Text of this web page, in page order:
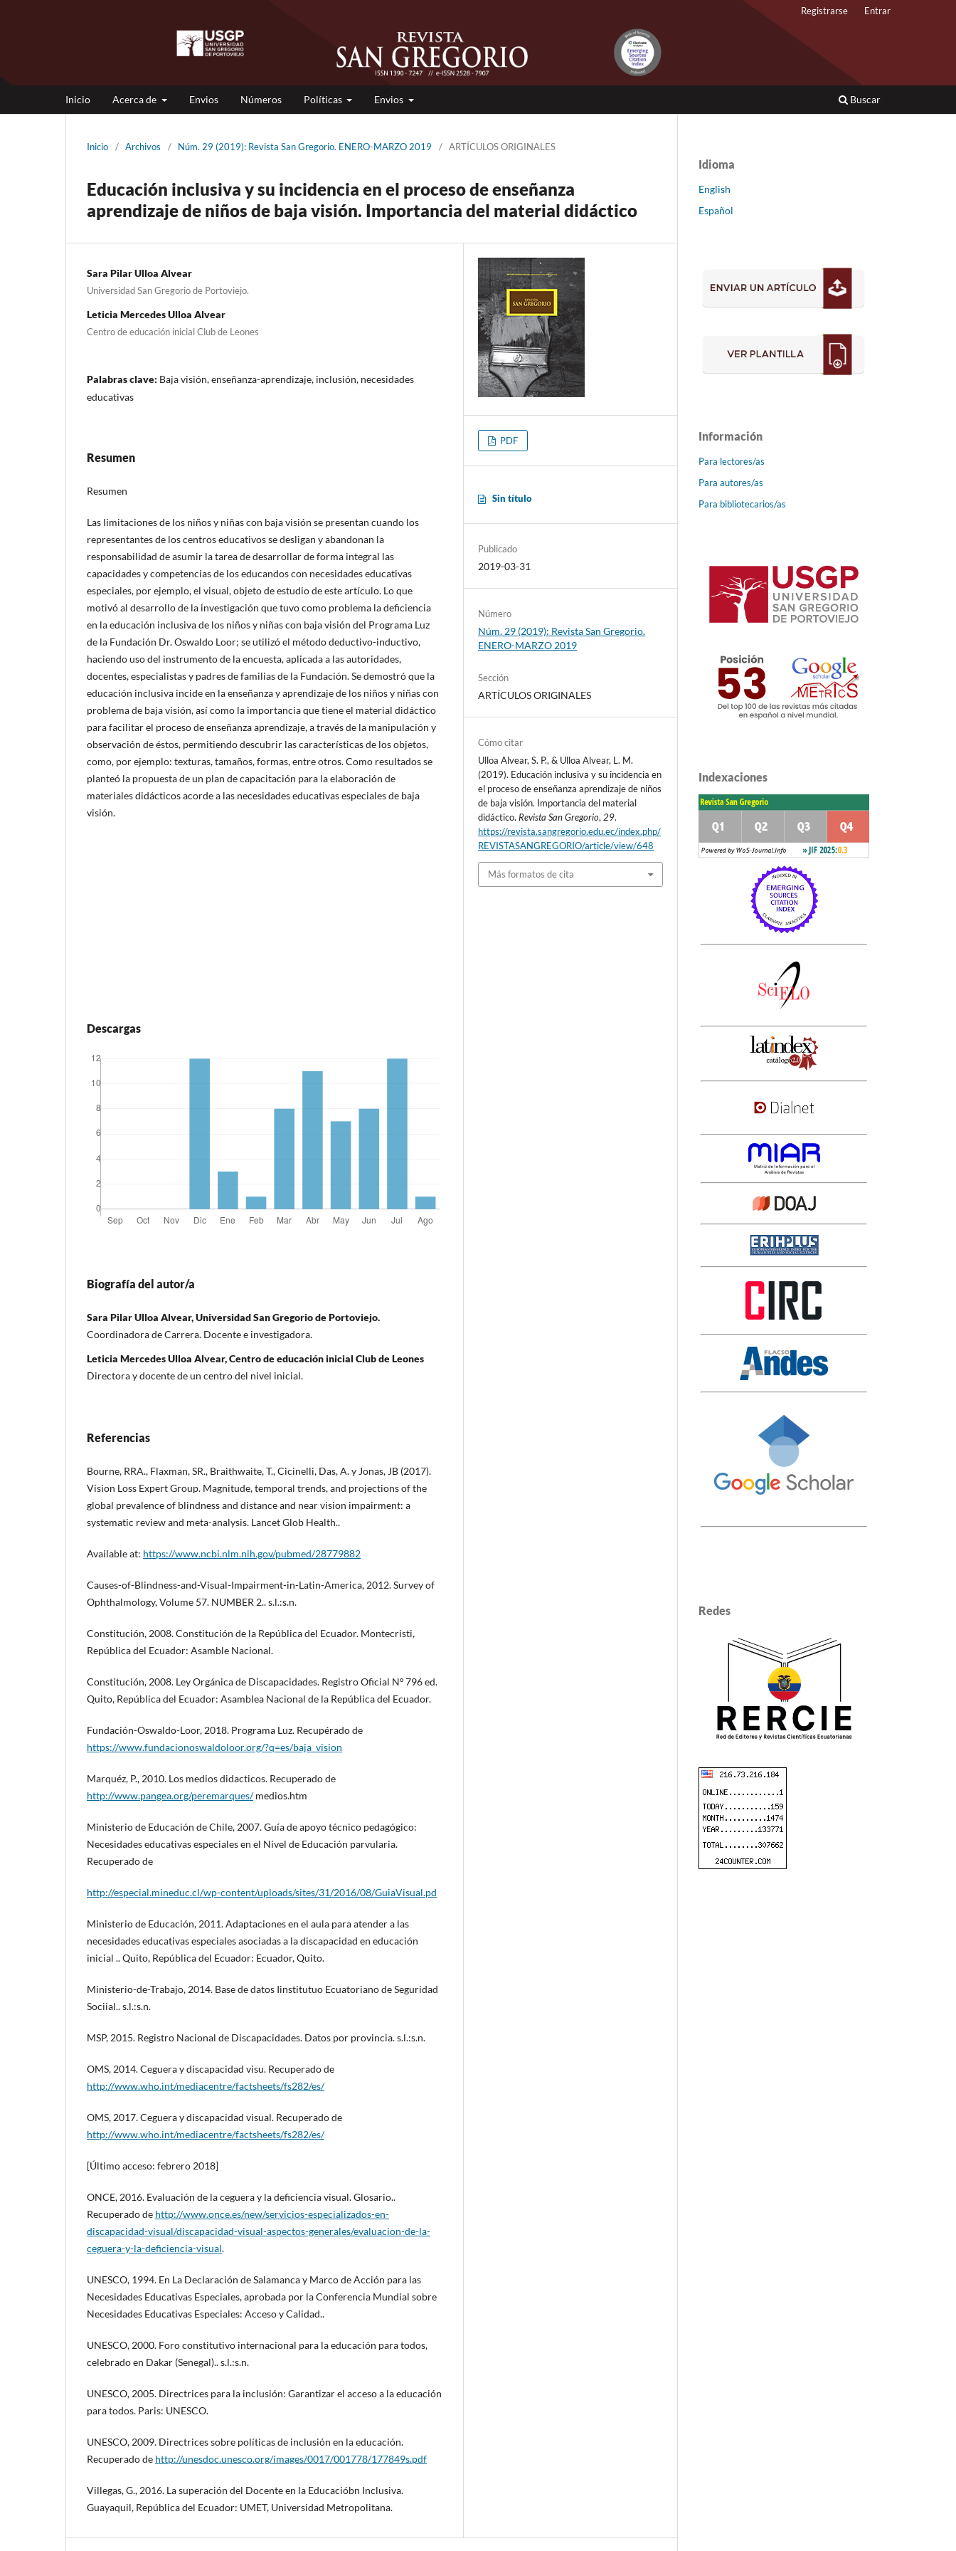
Inicio Acerca de Envios Números Políticas Envios Buscar
Registrarse Entrar
Inicio / Archivos / Núm. 29 (2019): Revista San Gregorio. ENERO-MARZO 2019 / ARTÍCULOS ORIGINALES
Educación inclusiva y su incidencia en el proceso de enseñanza
aprendizaje de niños de baja visión. Importancia del material didáctico
Sara Pilar Ulloa Alvear
Universidad San Gregorio de Portoviejo.
Leticia Mercedes Ulloa Alvear
Centro de educación inicial Club de Leones
Palabras clave: Baja visión, enseñanza-aprendizaje, inclusión, necesidades
educativas
Resumen
Resumen
Las limitaciones de los niños y niñas con baja visión se presentan cuando los
representantes de los centros educativos se desligan y abandonan la
responsabilidad de asumir la tarea de desarrollar de forma integral las
capacidades y competencias de los educandos con necesidades educativas
especiales, por ejemplo, el visual, objeto de estudio de este artículo. Lo que
motivó al desarrollo de la investigación que tuvo como problema la deficiencia
en la educación inclusiva de los niños y niñas con baja visión del Programa Luz
de la Fundación Dr. Oswaldo Loor; se utilizó el método deductivo-inductivo,
haciendo uso del instrumento de la encuesta, aplicada a las autoridades,
docentes, especialistas y padres de familias de la Fundación. Se demostró que la
educación inclusiva incide en la enseñanza y aprendizaje de los niños y niñas con
problema de baja visión, así como la importancia que tiene el material didáctico
para facilitar el proceso de enseñanza aprendizaje, a través de la manipulación y
observación de éstos, permitiendo descubrir las características de los objetos,
como, por ejemplo: texturas, tamaños, formas, entre otros. Como resultados se
planteó la propuesta de un plan de capacitación para la elaboración de
materiales didácticos acorde a las necesidades educativas especiales de baja
visión.
Descargas
Biografía del autor/a
Sara Pilar Ulloa Alvear, Universidad San Gregorio de Portoviejo.
Coordinadora de Carrera. Docente e investigadora.
Leticia Mercedes Ulloa Alvear, Centro de educación inicial Club de Leones
Directora y docente de un centro del nivel inicial.
Referencias
Bourne, RRA., Flaxman, SR., Braithwaite, T., Cicinelli, Das, A. y Jonas, JB (2017).
Vision Loss Expert Group. Magnitude, temporal trends, and projections of the
global prevalence of blindness and distance and near vision impairment: a
systematic review and meta-analysis. Lancet Glob Health..
Available at: https://www.ncbi.nlm.nih.gov/pubmed/28779882
Causes-of-Blindness-and-Visual-Impairment-in-Latin-America, 2012. Survey of
Ophthalmology, Volume 57. NUMBER 2.. s.l.:s.n.
Constitución, 2008. Constitución de la República del Ecuador. Montecristi,
República del Ecuador: Asamble Nacional.
Constitución, 2008. Ley Orgánica de Discapacidades. Registro Oficial Nº 796 ed.
Quito, República del Ecuador: Asamblea Nacional de la República del Ecuador.
Fundación-Oswaldo-Loor, 2018. Programa Luz. Recupérado de
https://www.fundacionoswaldoloor.org/?q=es/baja_vision
Marquéz, P., 2010. Los medios didacticos. Recuperado de
http://www.pangea.org/peremarques/medios.htm
Ministerio de Educación de Chile, 2007. Guía de apoyo técnico pedagógico:
Necesidades educativas especiales en el Nivel de Educación parvularia.
Recuperado de
http://especial.mineduc.cl/wp-content/uploads/sites/31/2016/08/GuiaVisual.pd
Ministerio de Educación, 2011. Adaptaciones en el aula para atender a las
necesidades educativas especiales asociadas a la discapacidad en educación
inicial .. Quito, República del Ecuador: Ecuador, Quito.
Ministerio-de-Trabajo, 2014. Base de datos Iinstitutuo Ecuatoriano de Seguridad
Sociial.. s.l.:s.n.
MSP, 2015. Registro Nacional de Discapacidades. Datos por provincia. s.l.:s.n.
OMS, 2014. Ceguera y discapacidad visu. Recuperado de
http://www.who.int/mediacentre/factsheets/fs282/es/
OMS, 2017. Ceguera y discapacidad visual. Recuperado de
http://www.who.int/mediacentre/factsheets/fs282/es/
[Último acceso: febrero 2018]
ONCE, 2016. Evaluación de la ceguera y la deficiencia visual. Glosario..
Recuperado de http://www.once.es/new/servicios-especializados-en-
discapacidad-visual/discapacidad-visual-aspectos-generales/evaluacion-de-la-
ceguera-y-la-deficiencia-visual.
UNESCO, 1994. En La Declaración de Salamanca y Marco de Acción para las
Necesidades Educativas Especiales, aprobada por la Conferencia Mundial sobre
Necesidades Educativas Especiales: Acceso y Calidad..
UNESCO, 2000. Foro constitutivo internacional para la educación para todos,
celebrado en Dakar (Senegal).. s.l.:s.n.
UNESCO, 2005. Directrices para la inclusión: Garantizar el acceso a la educación
para todos. Paris: UNESCO.
UNESCO, 2009. Directrices sobre políticas de inclusión en la educación.
Recuperado de http://unesdoc.unesco.org/images/0017/001778/177849s.pdf
Villegas, G., 2016. La superación del Docente en la Educacióbn Inclusiva.
Guayaquil, República del Ecuador: UMET, Universidad Metropolitana.
PDF
Sin título
Publicado
2019-03-31
Número
Núm. 29 (2019): Revista San Gregorio.
ENERO-MARZO 2019
Sección
ARTÍCULOS ORIGINALES
Cómo citar
Ulloa Alvear, S. P., & Ulloa Alvear, L. M.
(2019). Educación inclusiva y su incidencia en
el proceso de enseñanza aprendizaje de niños
de baja visión. Importancia del material
didáctico. Revista San Gregorio, 29.
https://revista.sangregorio.edu.ec/index.php/
REVISTASANGREGORIO/article/view/648
Más formatos de cita
Idioma
English
Español
Información
Para lectores/as
Para autores/as
Para bibliotecarios/as
Indexaciones
Redes